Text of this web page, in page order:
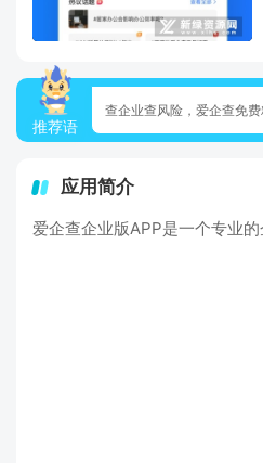
推荐语
查企业查风险，爱企查免
应用简介
爱企查企业版APP是一个专业